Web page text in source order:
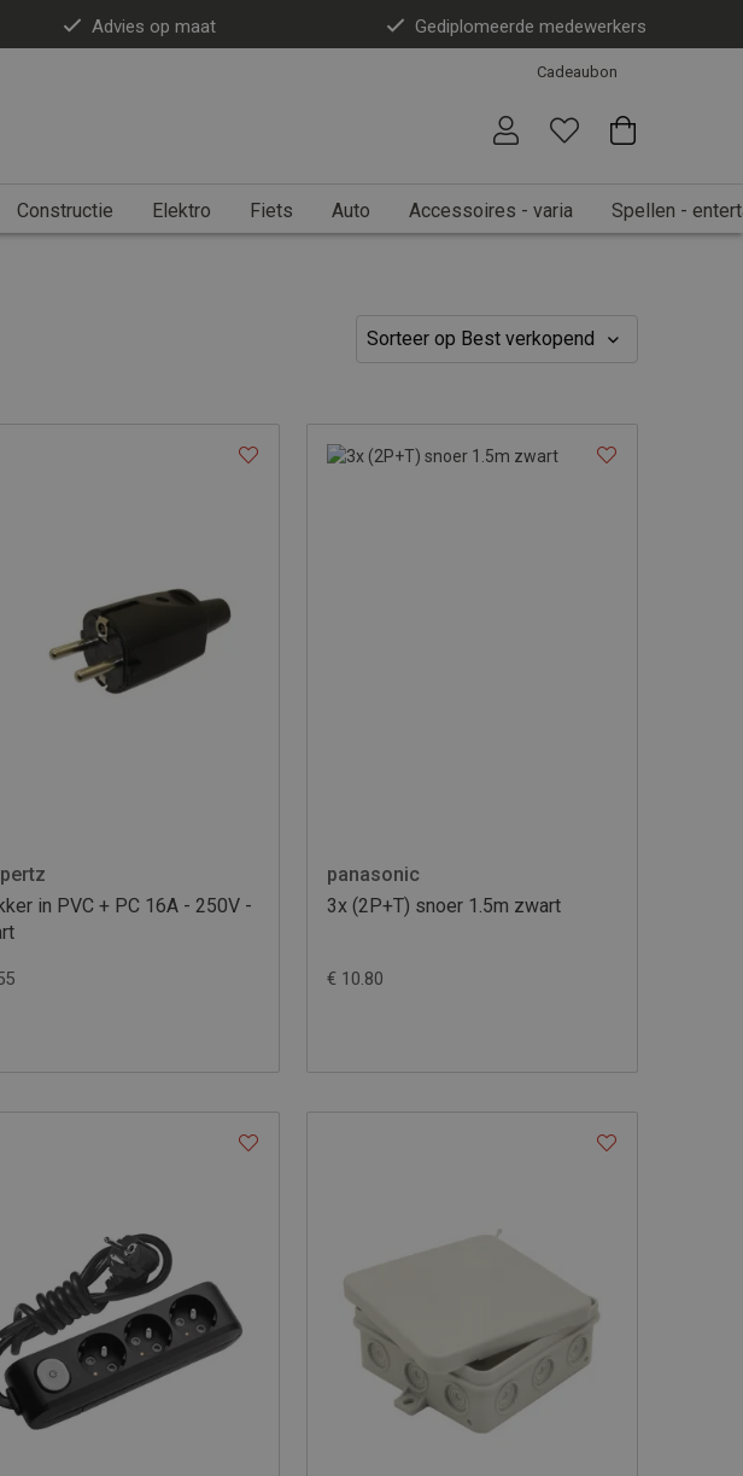
Advies op maat Gediplomeerde medewerkers
Cadeaubon
Constructie Elektro Fiets Auto Accessoires - varia Spellen -
in PVC + PC 16A - 250V -
panasonic
3x (2P+T) snoer 1.5m zwart
€ 10.80